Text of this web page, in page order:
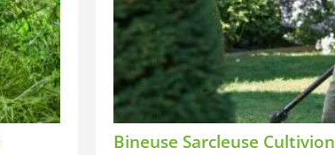
Bineuse Sarcleuse Cultivion